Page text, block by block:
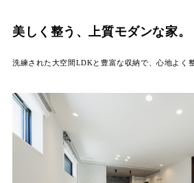
美しく整う、上質モダンな家。
洗練された大空間LDKと豊富な収納で、心地よく